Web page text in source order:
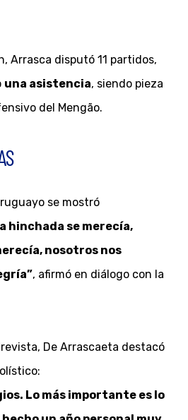
Arrasca disputó 11 partidos,
una asistencia, siendo pieza
del Mengão.
se mostró
hinchada se merecía,
nosotros nos
, afirmó en diálogo con la
De Arrascaeta destacó
Lo más importante es lo